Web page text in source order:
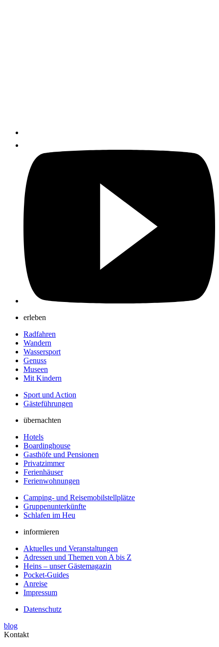
erleben
Radfahren
Wandern
Wassersport
Genuss
Museen
Mit Kindern
Sport und Action
Gästeführungen
übernachten
Hotels
Boardinghouse
Gasthöfe und Pensionen
Privatzimmer
Ferienhäuser
Ferienwohnungen
Camping- und Reisemobilstellplätze
Gruppenunterkünfte
Schlafen im Heu
informieren
Aktuelles und Veranstaltungen
Adressen und Themen von A bis Z
Heins – unser Gästemagazin
Pocket-Guides
Anreise
Impressum
Datenschutz
blog
Kontakt